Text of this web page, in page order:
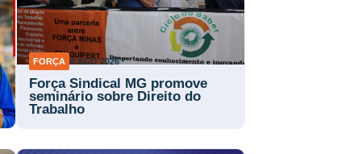
FORÇA 4 AGO 2026
Força Sindical MG promove
seminário sobre Direito do
Trabalho